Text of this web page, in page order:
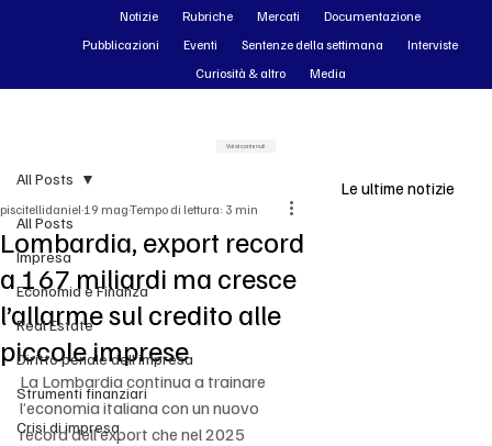
All Posts
Impresa
Economia e Finanza
Real Estate
Diritto penale dell'impresa
Strumenti finanziari
Crisi di impresa
All Posts
Lombardia, export record
a 167 miliardi ma cresce
l’allarme sul credito alle
piccole imprese
piscitellidaniel 19 magTempo di lettura: 3 min
La Lombardia continua a trainare
l’economia italiana con un nuovo
record dell’export che nel 2025
Le ultime notizie
Notizie Rubriche Mercati
Documentazione
Pubblicazioni
Eventi Sentenze della settimana
Interviste
Curiosità & altro
Media
Vai ai contenuti